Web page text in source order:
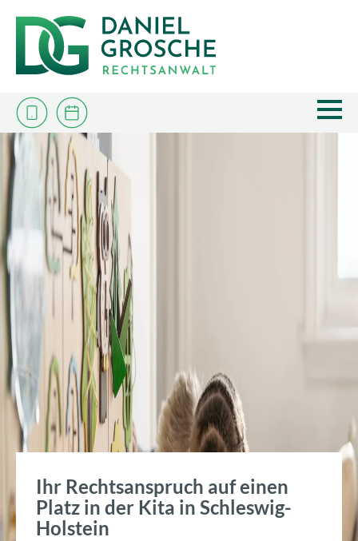
Ihr Rechtsanspruch auf einen
Platz in der Kita in Schleswig-
Holstein